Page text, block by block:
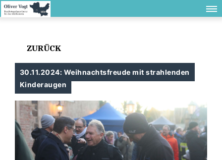
ZURÜCK
30.11.2024: Weihnachtsfreude mit strahlenden
Kinderaugen